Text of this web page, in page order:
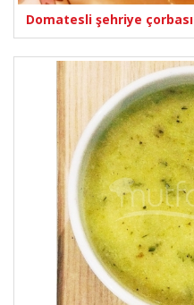
Domatesli şehriye çorbası